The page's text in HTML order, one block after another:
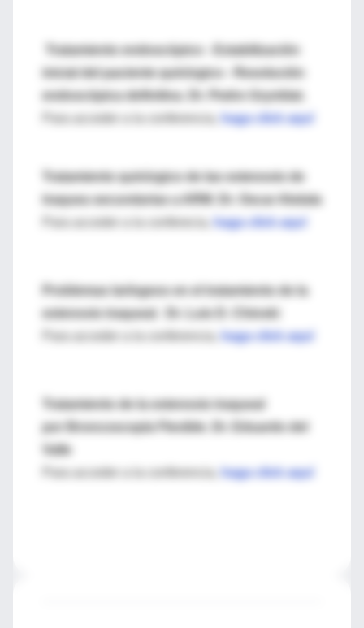
Tratamiento endoscópico - Estabilización
inicial del paciente quirúrgico - Resolución
endoscópica definitiva. Dr. Pedro Grynblat.
haga click aquí
Tratamiento quirúrgico de las estenosis de
traquea secundarias a ARM. Dr. Oscar Abdala
haga click aquí
Problemas laríngeos en el tratamiento de la
estenosis traqueal. Dr. Luis D. Chinski
haga click aquí
Tratamiento de la estenosis traqueal
por Broncoscopía Flexible. Dr. Eduardo del
Valle
haga click aquí